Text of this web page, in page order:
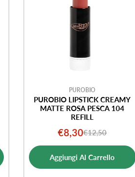
PUROBIO
PUROBIO LIPSTICK CREAMY
MATTE ROSA PESCA 104
REFILL
Prezzo
di
vendita
€8,30Prezzo
normale
€12,50
Aggiungi Al Carrello